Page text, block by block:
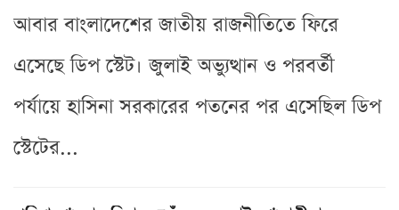
আবার বাংলাদেশের জাতীয় রাজনীতিতে ফিরে
এসেছে ডিপ স্টেট। জুলাই অভ্যুত্থান ও পরবর্তী
পর্যায়ে হাসিনা সরকারের পতনের পর এসেছিল ডিপ
স্টেটের...